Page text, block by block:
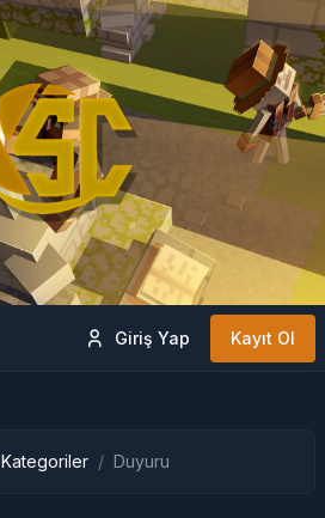
Giriş Yap Kayıt Ol
Kategoriler Duyuru